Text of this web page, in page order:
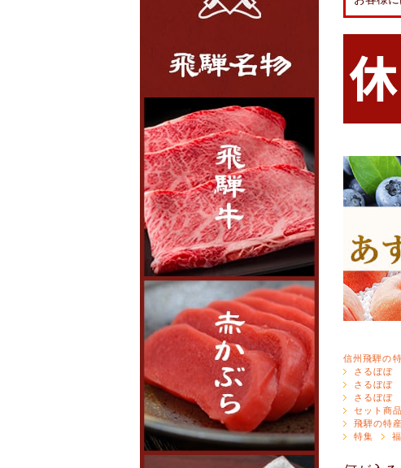
信州飛騨の
さるぼぼ
さるぼぼ
さるぼぼ
セット商品
飛騨の特
特集